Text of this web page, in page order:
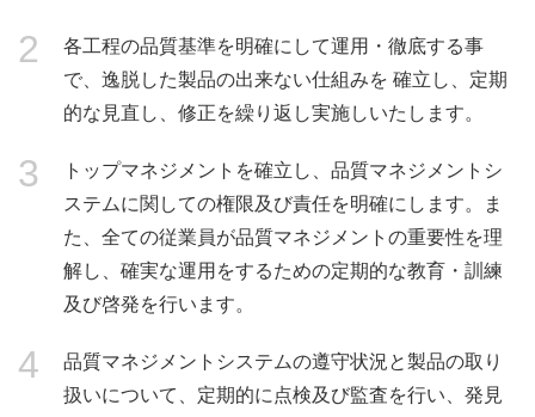
2
各工程の品質基準を明確にして運用・徹底する事
で、逸脱した製品の出来ない仕組みを 確立し、定期
的な見直し、修正を繰り返し実施しいたします。
3
トップマネジメントを確立し、品質マネジメントシ
ステムに関しての権限及び責任を明確にします。ま
た、全ての従業員が品質マネジメントの重要性を理
解し、確実な運用をするための定期的な教育・訓練
及び啓発を行います。
4
品質マネジメントシステムの遵守状況と製品の取り
扱いについて、定期的に点検及び監査を行い、発見